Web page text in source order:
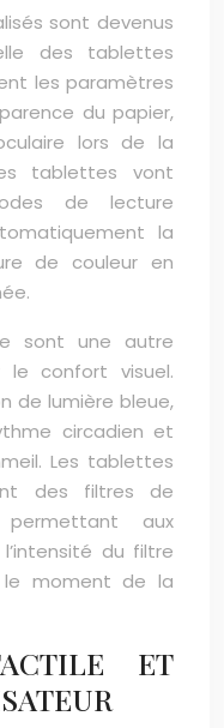
sont devenus
des tablettes
les paramètres
du papier,
lors de la
tablettes vont
de lecture
la
de couleur en
sont une autre
le confort visuel.
de lumière bleue,
circadien et
Les tablettes
des filtres de
permettant aux
du filtre
le moment de la
ET